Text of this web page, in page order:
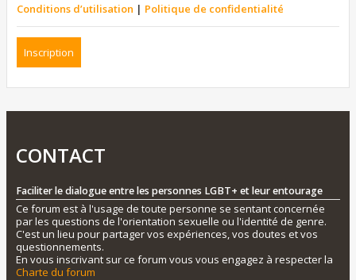
Conditions d’utilisation | Politique de confidentialité
Inscription
CONTACT
Faciliter le dialogue entre les personnes LGBT+ et leur entourage
Ce forum est à l'usage de toute personne se sentant concernée
par les questions de l'orientation sexuelle ou l'identité de genre.
C'est un lieu pour partager vos expériences, vos doutes et vos
questionnements.
En vous inscrivant sur ce forum vous vous engagez à respecter la
Charte du forum